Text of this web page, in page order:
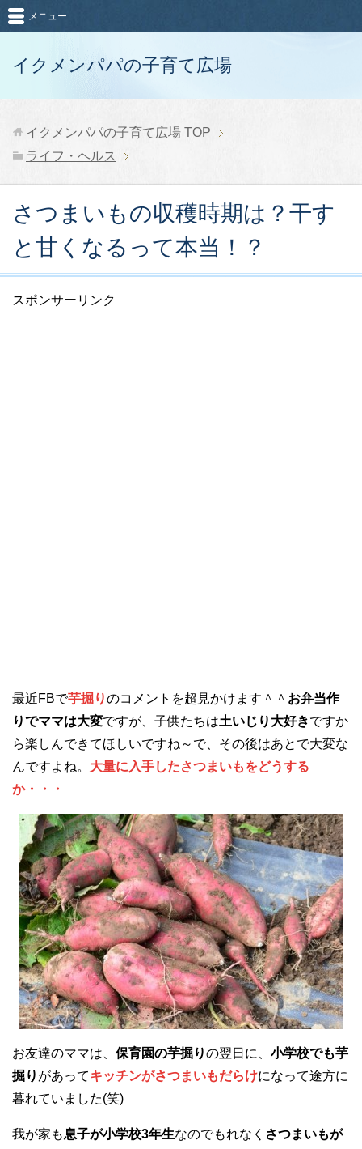
イクメンパパの子育て広場
メニュー
イクメンパパの子育て広場 TOP
ライフ・ヘルス
さつまいもの収穫時期は？干す
と甘くなるって本当！？
スポンサーリンク
最近FBで芋掘りのコメントを超見かけます＾＾ お弁当作
りでママは大変ですが、子供たちは土いじり大好きですか
ら楽しんできてほしいですね～で、その後はあとで大変な
んですよね。 大量に入手したさつまいもをどうする
か・・・
お友達のママは、 保育園の芋掘りの翌日に、 小学校でも芋
掘り があってキッチンがさつまいもだらけになって途方に
暮れていました(笑)
我が家も息子が小学校3年生なのでもれなく さつまいもが